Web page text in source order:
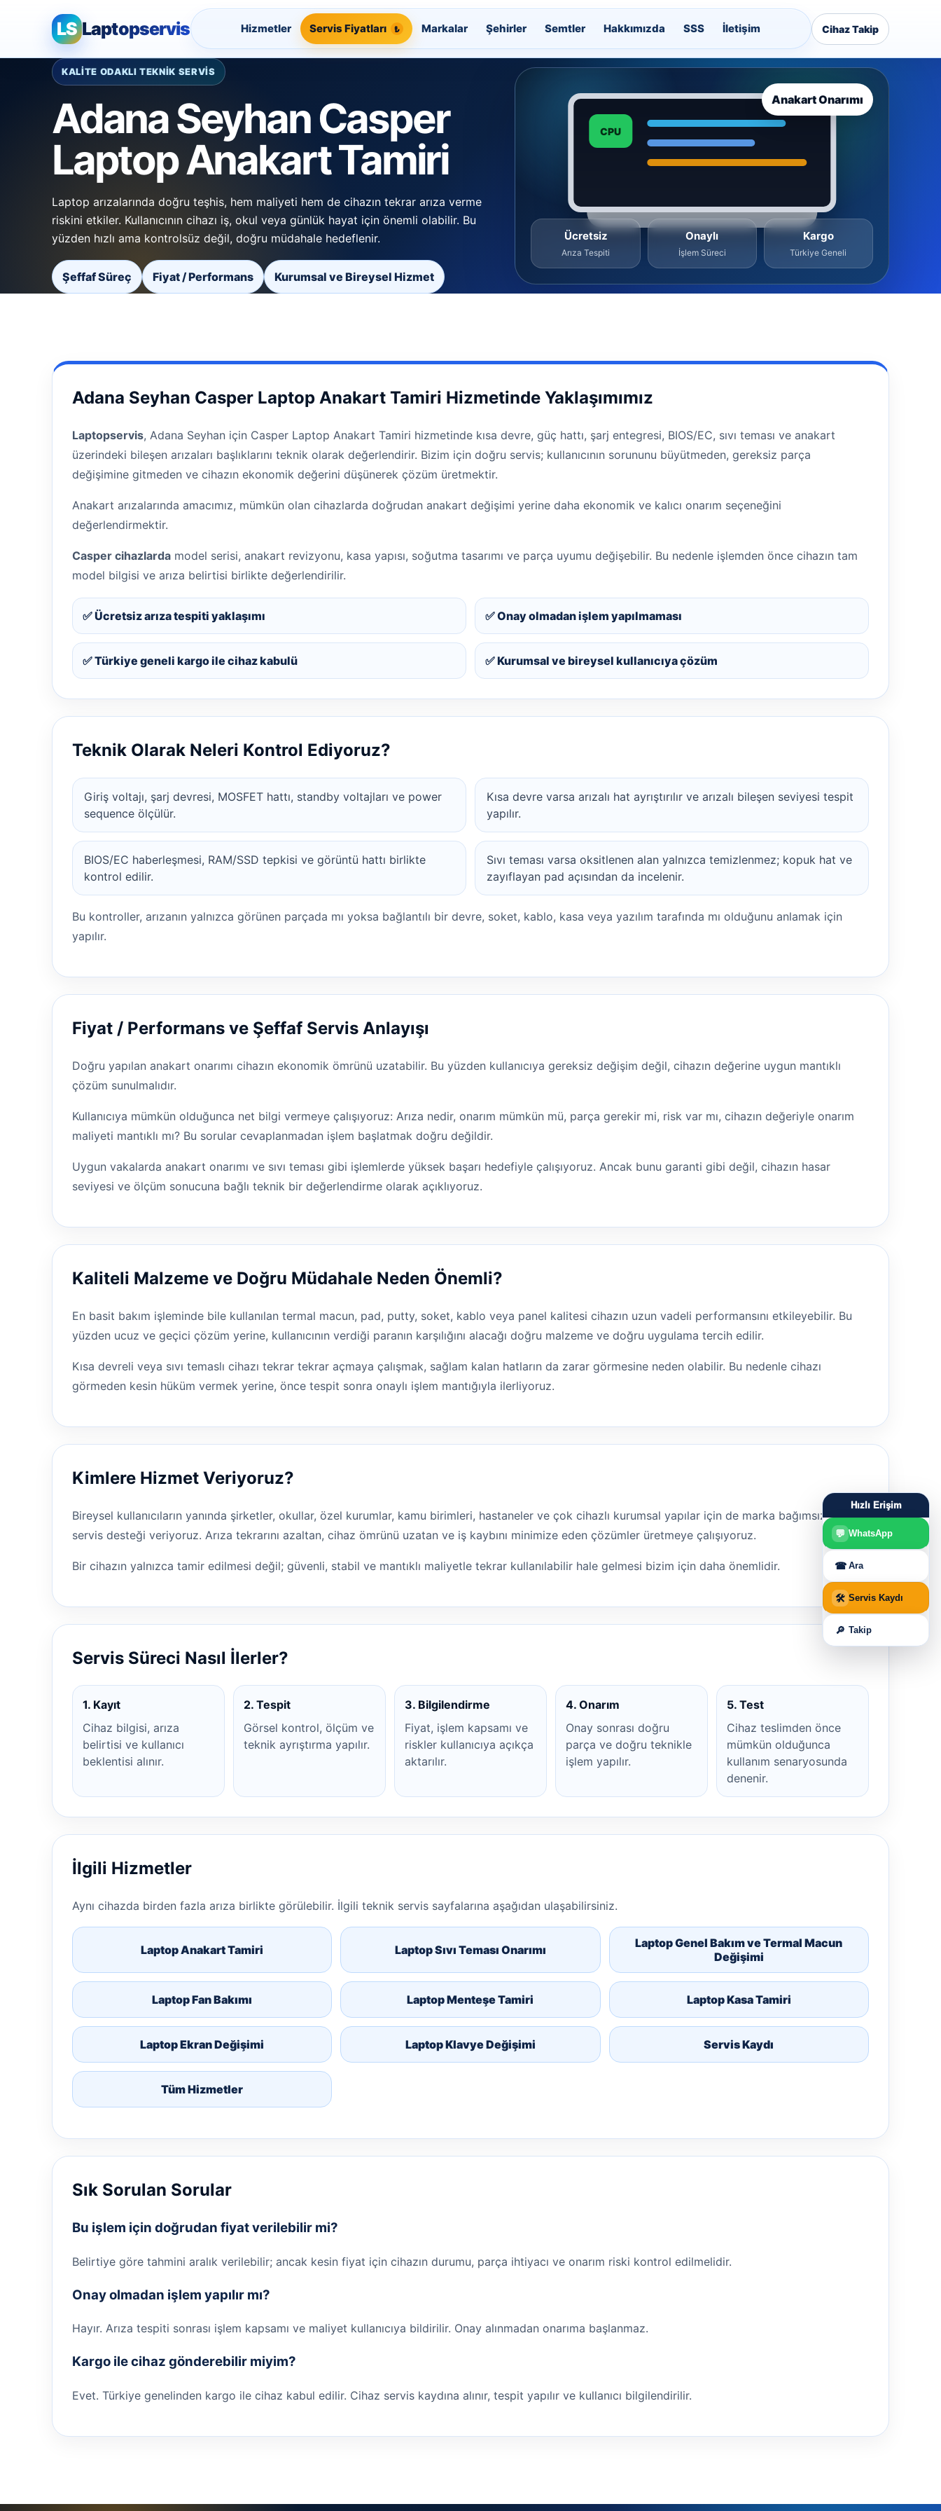
LS Laptopservis Hizmetler Servis Fiyatları Markalar Şehirler Semtler Hakkımızda SSS İletişim Cihaz Takip
KALİTE ODAKLI TEKNİK SERVİS
Adana Seyhan Casper
Laptop Anakart Tamiri
Laptop arızalarında doğru teşhis, hem maliyeti hem de cihazın tekrar arıza verme
riskini etkiler. Kullanıcının cihazı iş, okul veya günlük hayat için önemli olabilir. Bu
yüzden hızlı ama kontrolsüz değil, doğru müdahale hedeflenir.
Şeffaf Süreç Fiyat / Performans Kurumsal ve Bireysel Hizmet
CPU
Anakart Onarımı
Ücretsiz
Arıza Tespiti
Onaylı
İşlem Süreci
Kargo
Türkiye Geneli
Adana Seyhan Casper Laptop Anakart Tamiri Hizmetinde Yaklaşımımız
Laptopservis, Adana Seyhan için Casper Laptop Anakart Tamiri hizmetinde kısa devre, güç hattı, şarj entegresi, BIOS/EC, sıvı teması ve anakart
üzerindeki bileşen arızaları başlıklarını teknik olarak değerlendirir. Bizim için doğru servis; kullanıcının sorununu büyütmeden, gereksiz parça
değişimine gitmeden ve cihazın ekonomik değerini düşünerek çözüm üretmektir.
Anakart arızalarında amacımız, mümkün olan cihazlarda doğrudan anakart değişimi yerine daha ekonomik ve kalıcı onarım seçeneğini
değerlendirmektir.
Casper cihazlarda model serisi, anakart revizyonu, kasa yapısı, soğutma tasarımı ve parça uyumu değişebilir. Bu nedenle işlemden önce cihazın tam
model bilgisi ve arıza belirtisi birlikte değerlendirilir.
✅ Ücretsiz arıza tespiti yaklaşımı ✅ Onay olmadan işlem yapılmaması
✅ Türkiye geneli kargo ile cihaz kabulü ✅ Kurumsal ve bireysel kullanıcıya çözüm
Teknik Olarak Neleri Kontrol Ediyoruz?
Giriş voltajı, şarj devresi, MOSFET hattı, standby voltajları ve power
sequence ölçülür.
Kısa devre varsa arızalı hat ayrıştırılır ve arızalı bileşen seviyesi tespit
yapılır.
BIOS/EC haberleşmesi, RAM/SSD tepkisi ve görüntü hattı birlikte
kontrol edilir.
Sıvı teması varsa oksitlenen alan yalnızca temizlenmez; kopuk hat ve
zayıflayan pad açısından da incelenir.
Bu kontroller, arızanın yalnızca görünen parçada mı yoksa bağlantılı bir devre, soket, kablo, kasa veya yazılım tarafında mı olduğunu anlamak için
yapılır.
Fiyat / Performans ve Şeffaf Servis Anlayışı
Doğru yapılan anakart onarımı cihazın ekonomik ömrünü uzatabilir. Bu yüzden kullanıcıya gereksiz değişim değil, cihazın değerine uygun mantıklı
çözüm sunulmalıdır.
Kullanıcıya mümkün olduğunca net bilgi vermeye çalışıyoruz: Arıza nedir, onarım mümkün mü, parça gerekir mi, risk var mı, cihazın değeriyle onarım
maliyeti mantıklı mı? Bu sorular cevaplanmadan işlem başlatmak doğru değildir.
Uygun vakalarda anakart onarımı ve sıvı teması gibi işlemlerde yüksek başarı hedefiyle çalışıyoruz. Ancak bunu garanti gibi değil, cihazın hasar
seviyesi ve ölçüm sonucuna bağlı teknik bir değerlendirme olarak açıklıyoruz.
Kaliteli Malzeme ve Doğru Müdahale Neden Önemli?
En basit bakım işleminde bile kullanılan termal macun, pad, putty, soket, kablo veya panel kalitesi cihazın uzun vadeli performansını etkileyebilir. Bu
yüzden ucuz ve geçici çözüm yerine, kullanıcının verdiği paranın karşılığını alacağı doğru malzeme ve doğru uygulama tercih edilir.
Kısa devreli veya sıvı temaslı cihazı tekrar tekrar açmaya çalışmak, sağlam kalan hatların da zarar görmesine neden olabilir. Bu nedenle cihazı
görmeden kesin hüküm vermek yerine, önce tespit sonra onaylı işlem mantığıyla ilerliyoruz.
Kimlere Hizmet Veriyoruz?
Bireysel kullanıcıların yanında şirketler, okullar, özel kurumlar, kamu birimleri, hastaneler ve çok cihazlı kurumsal yapılar için de marka bağımsız teknik
servis desteği veriyoruz. Arıza tekrarını azaltan, cihaz ömrünü uzatan ve iş kaybını minimize eden çözümler üretmeye çalışıyoruz.
Bir cihazın yalnızca tamir edilmesi değil; güvenli, stabil ve mantıklı maliyetle tekrar kullanılabilir hale gelmesi bizim için daha önemlidir.
Servis Süreci Nasıl İlerler?
1. Kayıt
Cihaz bilgisi, arıza
belirtisi ve kullanıcı
beklentisi alınır.
2. Tespit
Görsel kontrol, ölçüm ve
teknik ayrıştırma yapılır.
3. Bilgilendirme
Fiyat, işlem kapsamı ve
riskler kullanıcıya açıkça
aktarılır.
4. Onarım
Onay sonrası doğru
parça ve doğru teknikle
işlem yapılır.
5. Test
Cihaz teslimden önce
mümkün olduğunca
kullanım senaryosunda
denenir.
İlgili Hizmetler
Aynı cihazda birden fazla arıza birlikte görülebilir. İlgili teknik servis sayfalarına aşağıdan ulaşabilirsiniz.
Laptop Anakart Tamiri Laptop Sıvı Teması Onarımı
Laptop Genel Bakım ve Termal Macun
Değişimi
Laptop Fan Bakımı Laptop Menteşe Tamiri Laptop Kasa Tamiri
Laptop Ekran Değişimi Laptop Klavye Değişimi Servis Kaydı
Tüm Hizmetler
Sık Sorulan Sorular
Bu işlem için doğrudan fiyat verilebilir mi?
Belirtiye göre tahmini aralık verilebilir; ancak kesin fiyat için cihazın durumu, parça ihtiyacı ve onarım riski kontrol edilmelidir.
Onay olmadan işlem yapılır mı?
Hayır. Arıza tespiti sonrası işlem kapsamı ve maliyet kullanıcıya bildirilir. Onay alınmadan onarıma başlanmaz.
Kargo ile cihaz gönderebilir miyim?
Evet. Türkiye genelinden kargo ile cihaz kabul edilir. Cihaz servis kaydına alınır, tespit yapılır ve kullanıcı bilgilendirilir.
Hızlı Erişim
💬 WhatsApp
☎ Ara
🛠 Servis Kaydı
🔎 Takip